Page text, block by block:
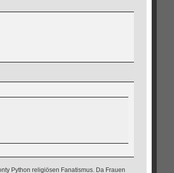
Python religiösen Fanatismus. Da Frauen